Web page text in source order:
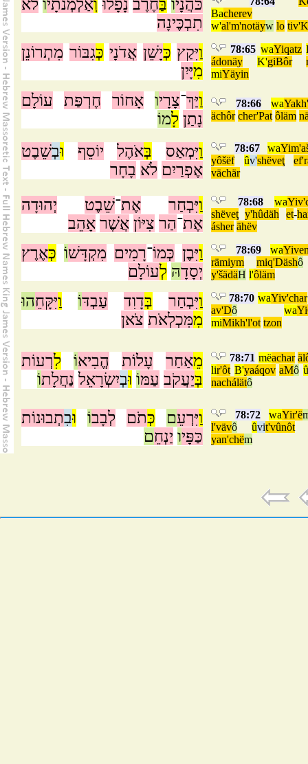
כֹּהֲנָיו בַּחֶרֶב נָפָלוּ וְאַלְמְנֹתָיו לֹא
תִבְכֶּינָה
Bacherev
w'al'm'notäyw lo
וַיִּקַץ כְּיָשֵׁן אֲדֹנָי כְּגִבּוֹר מִתְרוֹנֵן
מִיָּיִן
78:65 waYiqatz
ádonäy
K'giBôr
miYäyin
וַיַּךְ־צָרָיו אָחוֹר חֶרְפַּת
עוֹלָם
נָתַן לָמוֹ
78:66 waYakh'
ächôr cher'Pat ôläm
וַיִּמְאַס בְּאֹהֶל יוֹסֵף וּבְשֵׁבֶט
אֶפְרַיִם לֹא בָחָר
78:67 wa
yôšëf
ûv'shëveţ
vächär
וַיִּבְחַר אֶת־שֵׁבֶט
יְהוּדָה
אֶת־הַר צִיּוֹן אֲשֶׁר אָהֵב
78:68 wa
shëveţ y'hûdäh et-
ásher ähëv
וַיִּבֶן כְּמוֹ־רָמִים מִקְדָּשׁוֹ כְּאֶרֶץ
יְסָדָהּ לְעוֹלָם
78:69 wa
rämiym
miq'Däshô
y'šädäH l'ôläm
וַיִּבְחַר בְּדָוִד עַבְדּוֹ וַיִּקָּחֵהוּ
מִמִּכְלְאֹת צֹאן
78:70 waYiv'char
av'Dô wa
miMikh'l'ot tzon
מֵאַחַר עָלוֹת הֱבִיאוֹ לִרְעוֹת
בְּיַעֲקֹב עַמּוֹ וּבְיִשְׂרָאֵל נַחֲלָתוֹ
78:71 mëachar
lir'ôt B'yaáqov aMô
nachálätô
וַיִּרְעֵם כְּתֹם לְבָבוֹ וּבִתְבוּנוֹת
כַּפָּיו יַנְחֵם
78:72 waYir'ë
l'vävô ûvit'vûnôt
yan'chëm